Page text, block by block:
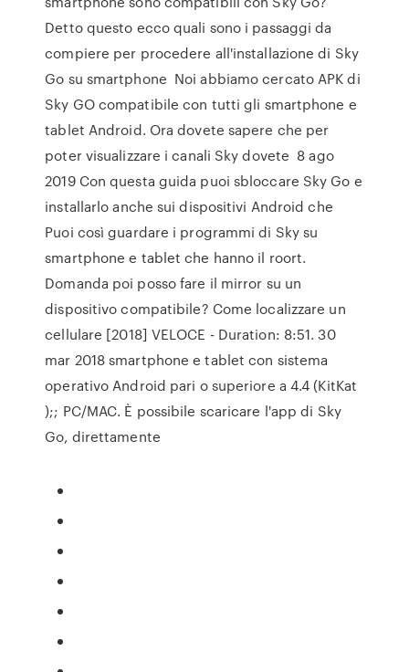
Detto questo ecco quali sono i passaggi da
compiere per procedere all'installazione di Sky
Go su smartphone Noi abbiamo cercato APK di
Sky GO compatibile con tutti gli smartphone e
tablet Android. Ora dovete sapere che per
poter visualizzare i canali Sky dovete 8 ago
2019 Con questa guida puoi sbloccare Sky Go e
installarlo anche sui dispositivi Android che
Puoi così guardare i programmi di Sky su
smartphone e tablet che hanno il roort.
Domanda poi posso fare il mirror su un
dispositivo compatibile? Come localizzare un
cellulare [2018] VELOCE - Duration: 8:51. 30
mar 2018 smartphone e tablet con sistema
operativo Android pari o superiore a 4.4 (KitKat
);; PC/MAC. È possibile scaricare l'app di Sky
Go, direttamente